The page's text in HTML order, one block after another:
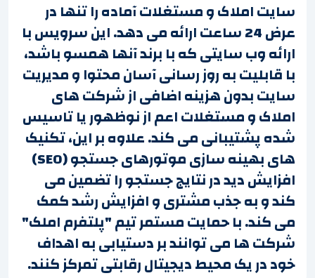
سایت املاک و مستغلات آماده را تنها در
عرض 24 ساعت ارائه می دهد. این سرویس با
ارائه وب سایتی که با برند آنها همسو باشد،
با قابلیت به روز رسانی آسان محتوا و مدیریت
سایت بدون هزینه اضافی از شرکت های
املاک و مستغلات اعم از نوظهور یا تاسیس
شده پشتیبانی می کند. علاوه بر این، تکنیک
های بهینه سازی موتورهای جستجو (SEO)
افزایش دید در نتایج جستجو را تضمین می
کند و به جذب مشتری و افزایش رشد کمک
می کند. با حمایت مستمر تیم "پلتفرم املک"
شرکت ها می توانند بر دستیابی به اهداف
خود در یک محیط دیجیتال رقابتی تمرکز کنند.